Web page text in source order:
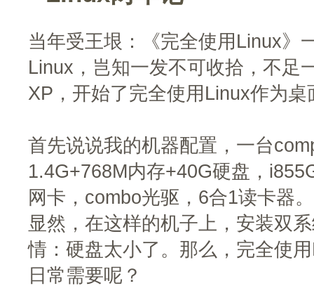
当年受王垠：《完全使用Linux》
Linux，岂知一发不可收拾，不足
XP，开始了完全使用Linux作为
首先说说我的机器配置，一台
1.4G+768M内存+40G硬盘，
网卡，combo光驱，6合1读卡器。
显然，在这样的机子上，安装双
情：硬盘太小了。那么，完全使
日常需要呢？